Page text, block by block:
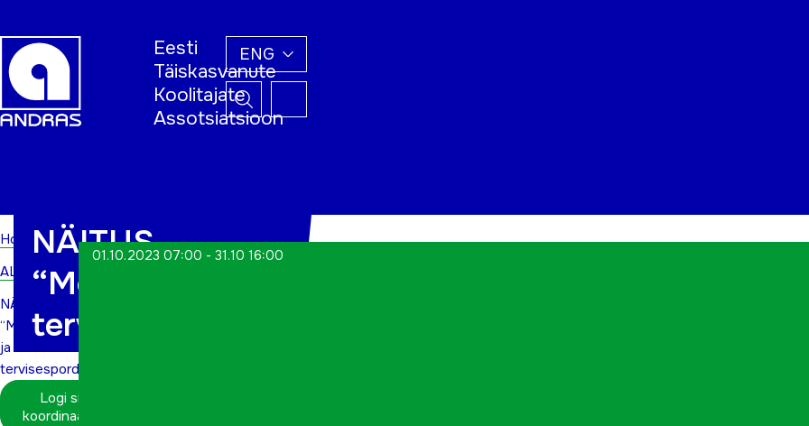
Eesti
Täiskasvanute
Koolitajate
Assotsiatsioon
ENG
Home
ALWs
NÄITUS
“Mõtlemisest
ja
tervisespordist”
Logi sisse
koordinaatorina
NÄITUS
“Mõtlemisest ja
tervisespordist”
01.10.2023 07:00 - 31.10 16:00